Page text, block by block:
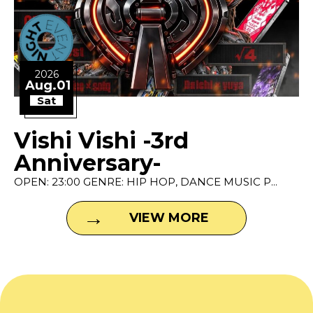
2026
Aug.01
Sat
Vishi Vishi -3rd
Anniversary-
OPEN: 23:00 GENRE: HIP HOP, DANCE MUSIC P...
VIEW MORE